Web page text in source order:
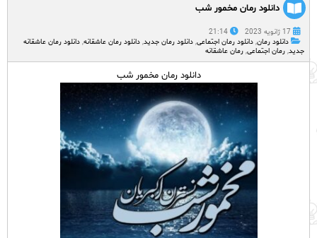
دانلود رمان مخمور شب
17 ژانویه 2023
21:14
دانلود رمان, دانلود رمان اجتماعی, دانلود رمان جدید, دانلود رمان عاشقانه, دانلود رمان عاشقانه
جدید, رمان اجتماعی, رمان عاشقانه
دانلود رمان مخمور شب